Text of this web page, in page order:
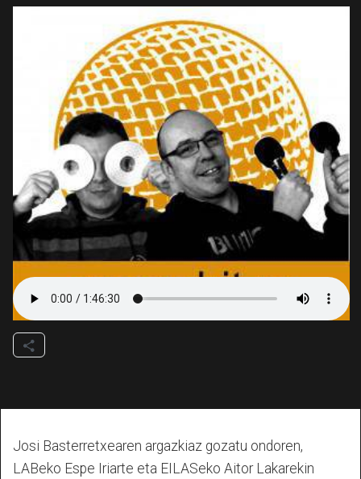
Josi Basterretxearen argazkiaz gozatu ondoren,
LABeko Espe Iriarte eta EILASeko Aitor Lakarekin